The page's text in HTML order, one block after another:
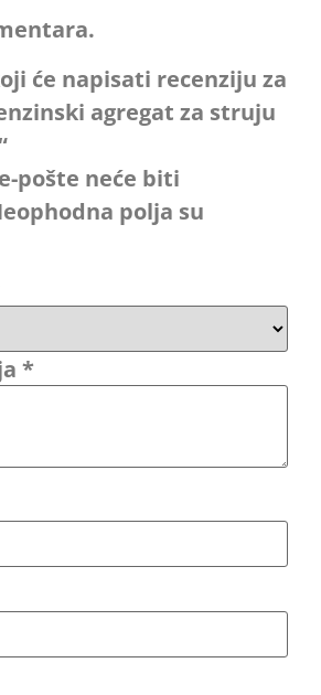
će napisati recenziju za
agregat za struju
pošte neće biti
polja su
*